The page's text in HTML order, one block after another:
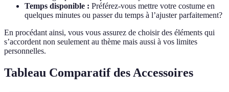
Temps disponible : Préférez-vous mettre votre costume en
quelques minutes ou passer du temps à l’ajuster parfaitement?
En procédant ainsi, vous vous assurez de choisir des éléments qui
s’accordent non seulement au thème mais aussi à vos limites
personnelles.
Tableau Comparatif des Accessoires